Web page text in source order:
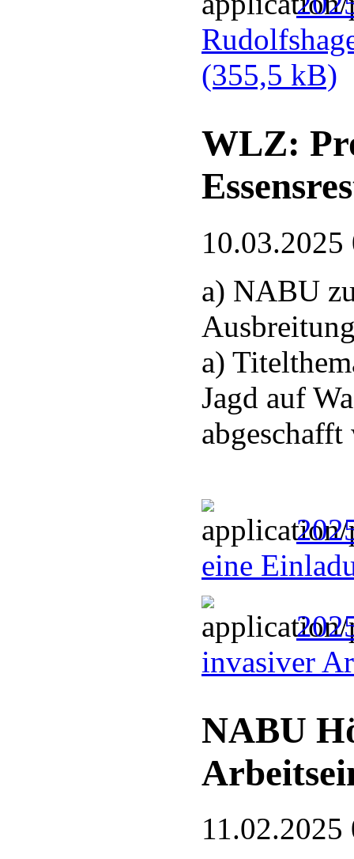
(355,5 kB)
WLZ:
10.03.2025
a) NABU
a)
Jagd auf
abgeschafft
eine
invasiver
NABU
11.02.2025